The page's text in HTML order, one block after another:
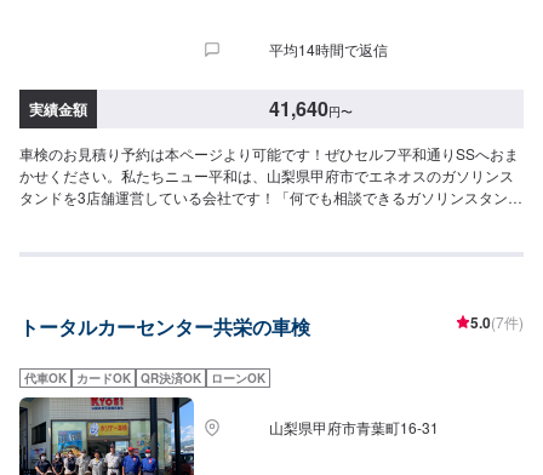
平均14時間で返信
実績金額 41,640円〜
車検のお見積り予約は本ページより可能です！ぜひセルフ平和通りSSへおま
かせください。私たちニュー平和は、山梨県甲府市でエネオスのガソリンス
タンドを3店舗運営している会社です！「何でも相談できるガソリンスタン
エリアトップクラスの実績を強みに、さらなるサービス品質向上を目指して
トータルカーセンター共栄の車検 5.0(7件)
代車OK カードOK QR決済OK ローンOK
山梨県甲府市青葉町16-31